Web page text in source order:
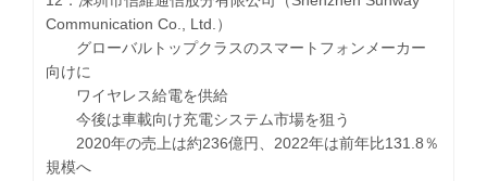
Communication Co., Ltd.）
グローバルトップクラスのスマートフォンメーカー
向けに
ワイヤレス給電を供給
今後は車載向け充電システム市場を狙う
2020年の売上は約236億円、2022年は前年比131.8％
規模へ